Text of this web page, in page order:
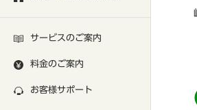
サービスのご案内
料金のご案内
お客様サポート